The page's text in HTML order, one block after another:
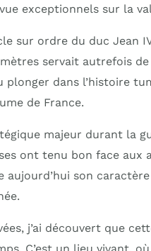
exceptionnels sur la
sur ordre du duc Jean
servait autrefois
plonger dans l’histoire
de France.
majeur durant la
ont tenu bon face aux
aujourd’hui son
j’ai découvert que